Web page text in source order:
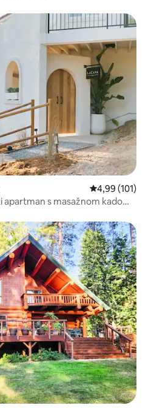
s oznakom „Odabrali gosti”
Prosječna
4,99 (101)
s masažnom kadom i
s oznakom „Odabrali gosti”